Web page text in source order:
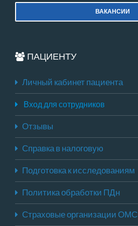
ВАКАНСИИ
ПАЦИЕНТУ
Личный кабинет пациента
Вход для сотрудников
Отзывы
Справка в налоговую
Подготовка к исследованиям
Политика обработки ПДн
Страховые организации ОМС